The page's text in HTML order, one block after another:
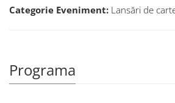
Categorie Eveniment: Lansări de
Programa